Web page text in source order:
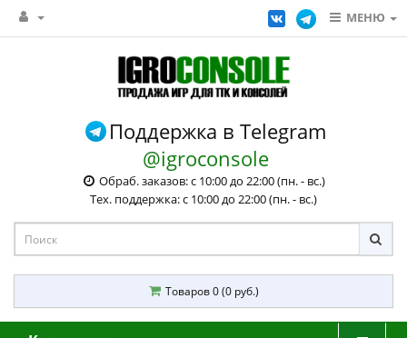
МЕНЮ
Поддержка в Telegram
@igroconsole
Обраб. заказов: с 10:00 до 22:00 (пн. - вс.)
Тех. поддержка: с 10:00 до 22:00 (пн. - вс.)
Товаров 0 (0 руб.)